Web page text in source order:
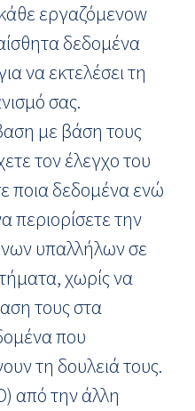
κάθε εργαζόμενοw
δεδομένα
να εκτελέσει τη
σας.
με βάση τους
τον έλεγχο του
ποια δεδομένα ενώ
περιορίσετε την
υπαλλήλων σε
χωρίς να
τους στα
που
τη δουλειά τους.
από την άλλη